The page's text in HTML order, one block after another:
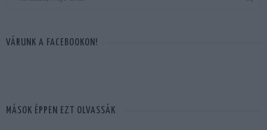
VÁRUNK A FACEBOOKON!
MÁSOK ÉPPEN EZT OLVASSÁK